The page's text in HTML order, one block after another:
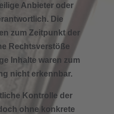
Anbieter oder
Die
zum Zeitpunkt der
Rechtsverstöße
Inhalte waren zum
nicht erkennbar.
Kontrolle der
ohne konkrete